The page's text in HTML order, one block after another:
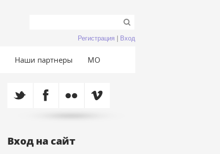
Регистрация Вход
Наши партнеры МО
Вход на сайт